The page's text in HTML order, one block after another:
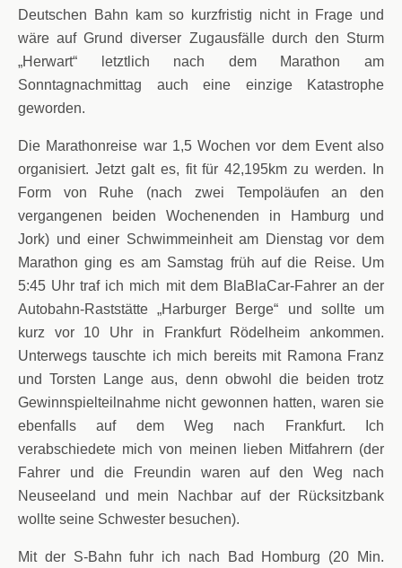
Deutschen Bahn kam so kurzfristig nicht in Frage und
wäre auf Grund diverser Zugausfälle durch den Sturm
„Herwart“ letztlich nach dem Marathon am
Sonntagnachmittag auch eine einzige Katastrophe
geworden.
Die Marathonreise war 1,5 Wochen vor dem Event also
organisiert. Jetzt galt es, fit für 42,195km zu werden. In
Form von Ruhe (nach zwei Tempoläufen an den
vergangenen beiden Wochenenden in Hamburg und
Jork) und einer Schwimmeinheit am Dienstag vor dem
Marathon ging es am Samstag früh auf die Reise. Um
5:45 Uhr traf ich mich mit dem BlaBlaCar-Fahrer an der
Autobahn-Raststätte „Harburger Berge“ und sollte um
kurz vor 10 Uhr in Frankfurt Rödelheim ankommen.
Unterwegs tauschte ich mich bereits mit Ramona Franz
und Torsten Lange aus, denn obwohl die beiden trotz
Gewinnspielteilnahme nicht gewonnen hatten, waren sie
ebenfalls auf dem Weg nach Frankfurt. Ich
verabschiedete mich von meinen lieben Mitfahrern (der
Fahrer und die Freundin waren auf den Weg nach
Neuseeland und mein Nachbar auf der Rücksitzbank
wollte seine Schwester besuchen).
Mit der S-Bahn fuhr ich nach Bad Homburg (20 Min.